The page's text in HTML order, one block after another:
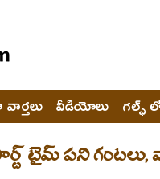
వీడియోలు గల్ఫ్
పని గంటలు,